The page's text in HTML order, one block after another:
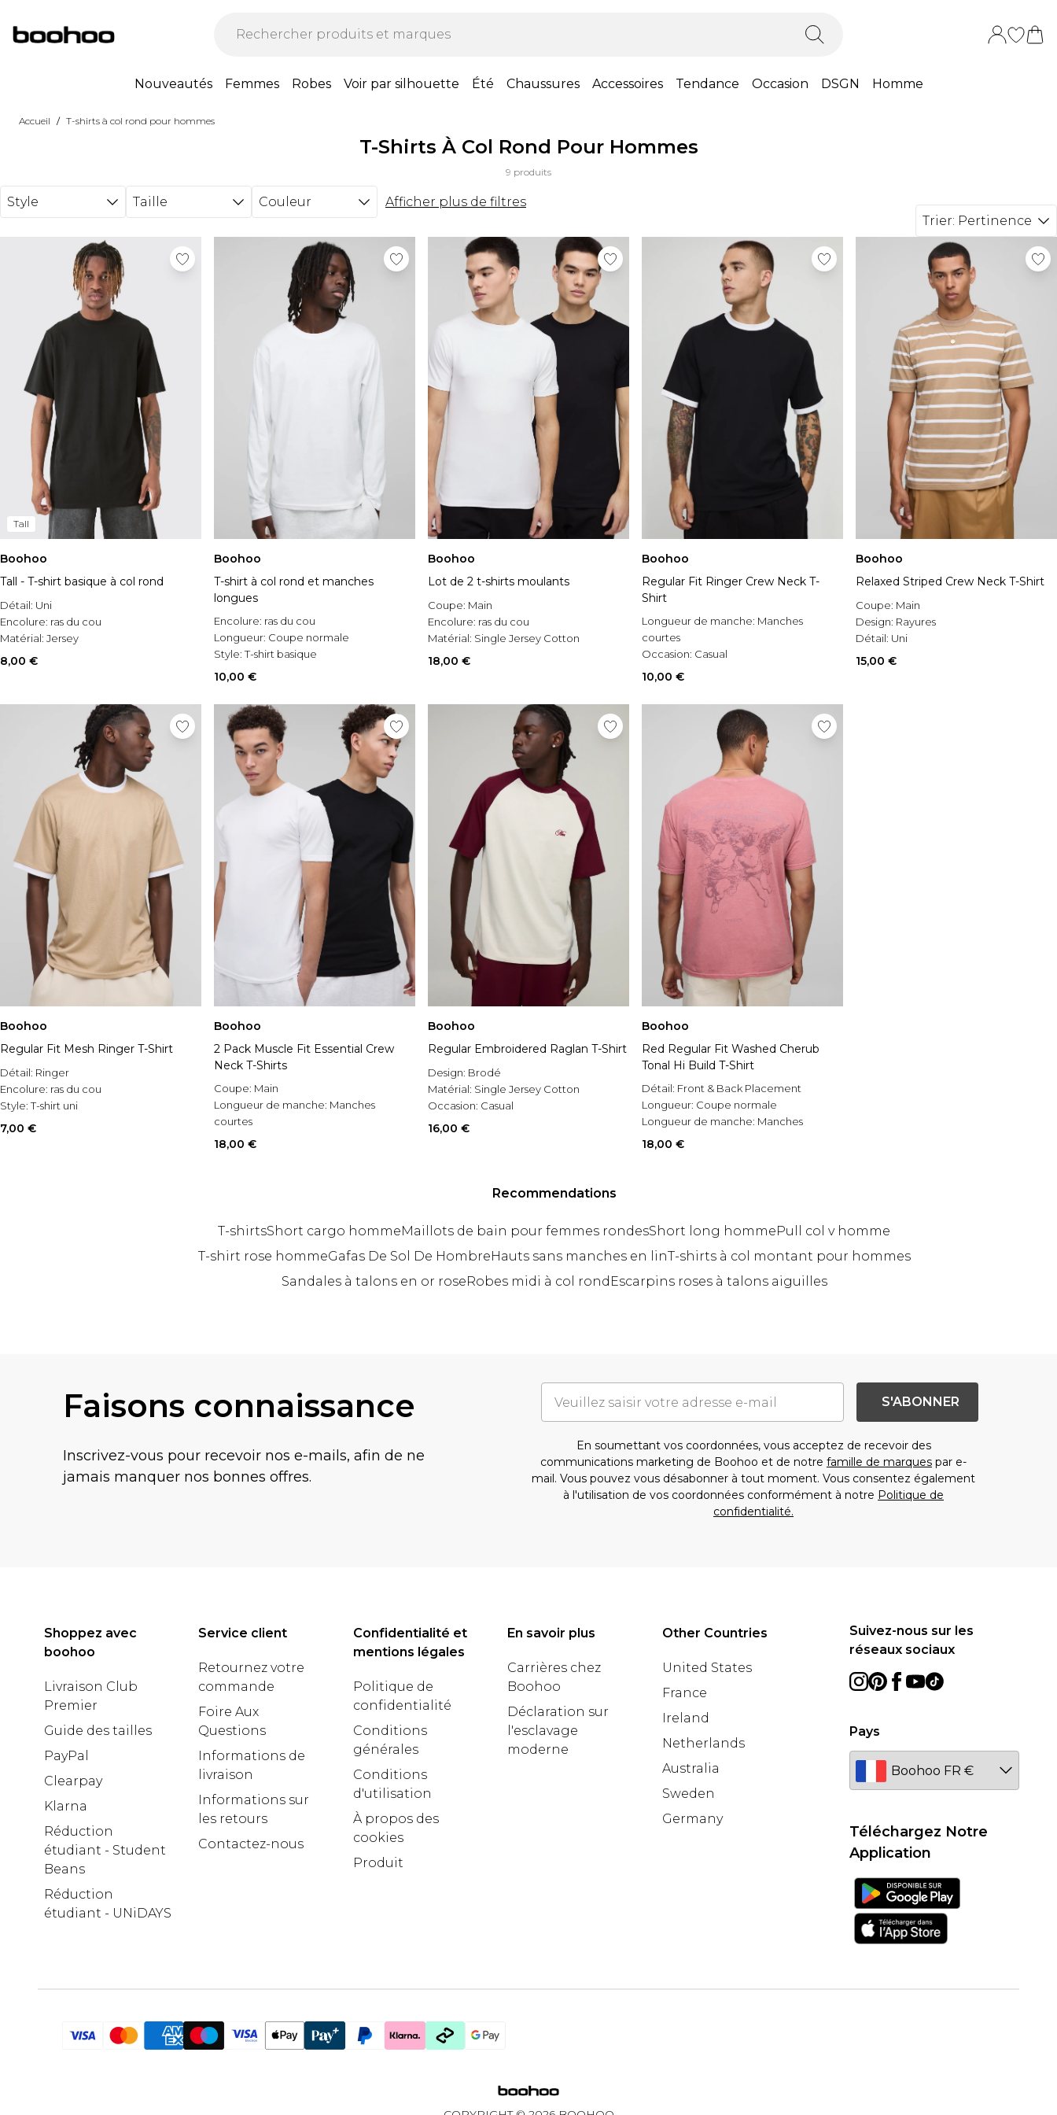
Nouveautés Femmes Robes Voir par silhouette Été Chaussures Accessoires Tendance Occasion DSGN Homme
Accueil / T-shirts à col rond pour hommes
T-Shirts À Col Rond Pour Hommes
9 produits
Style Taille Couleur
Afficher plus de filtres
Trier: Pertinence
Tall
Boohoo
Tall - T-shirt basique à col rond
Détail: Uni
Encolure: ras du cou
Matérial: Jersey
8,00 €
Boohoo
T-shirt à col rond et manches
longues
Encolure: ras du cou
Longueur: Coupe normale
Style:T-shirt basique
10,00 €
Boohoo
Lot de 2 t-shirts moulants
Coupe: Main
Encolure: ras du cou
Matérial: Single Jersey Cotton
18,00 €
Boohoo
Regular Fit Ringer Crew Neck T-
Shirt
Longueur de manche: Manches
courtes
Occasion: Casual
Style: T-shirt uni
10,00 €
Boohoo
Relaxed Striped Crew Neck T-Shirt
Coupe: Main
Design: Rayures
Détail: Uni
15,00 €
Boohoo
Regular Fit Mesh Ringer T-Shirt
Détail: Ringer
Encolure: ras du cou
Style:T-shirt uni
7,00 €
Boohoo
2 Pack Muscle Fit Essential Crew
Neck T-Shirts
Coupe: Main
Longueur de manche: Manches
courtes
Style: T-shirt basique
18,00 €
Boohoo
Regular Embroidered Raglan T-Shirt
Design: Brodé
Matérial: Single Jersey Cotton
Occasion: Casual
16,00 €
Boohoo
Red Regular Fit Washed Cherub
Tonal Hi Build T-Shirt
Détail: Front & Back Placement
Longueur: Coupe normale
Longueur de manche: Manches
courtes
18,00 €
Recommendations
T-shirtsShort cargo hommeMaillots de bain pour femmes rondesShort long hommePull col v homme
T-shirt rose hommeGafas De Sol De HombreHauts sans manches en linT-shirts à col montant pour hommes
Sandales à talons en or roseRobes midi à col rond Escarpins roses à talons aiguilles
Faisons connaissance
Inscrivez-vous pour recevoir nos e-mails, afin de ne
jamais manquer nos bonnes offres.
S'ABONNER
En soumettant vos coordonnées, vous acceptez de recevoir des
communications marketing de Boohoo et de notre famille de marques par e-
mail. Vous pouvez vous désabonner à tout moment. Vous consentez également
à l'utilisation de vos coordonnées conformément à notre Politique de
confidentialité.
Shoppez avec
boohoo
Livraison Club
Premier
Guide des tailles
PayPal
Clearpay
Klarna
Réduction
étudiant - Student
Beans
Réduction
étudiant - UNiDAYS
Service client
Retournez votre
commande
Foire Aux
Questions
Informations de
livraison
Informations sur
les retours
Contactez-nous
Confidentialité et
mentions légales
Politique de
confidentialité
Conditions
générales
Conditions
d'utilisation
À propos des
cookies
Produit
En savoir plus
Carrières chez
Boohoo
Déclaration sur
l'esclavage
moderne
Other Countries
United States
France
Ireland
Netherlands
Australia
Sweden
Germany
Pays
Suivez-nous sur les
réseaux sociaux
Téléchargez Notre
Application